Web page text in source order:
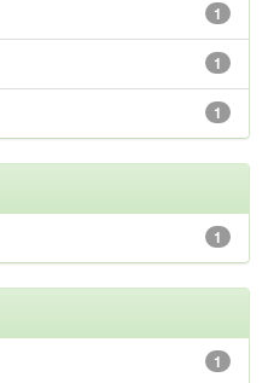
1
1
1
1
1